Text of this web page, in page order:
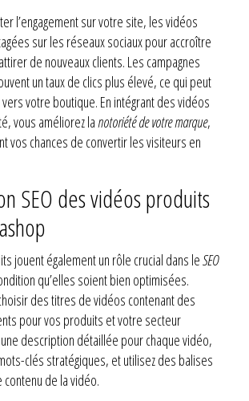
l’engagement sur votre site, les vidéos
sur les réseaux sociaux pour accroître
de nouveaux clients. Les campagnes
un taux de clics plus élevé, ce qui peut
votre boutique. En intégrant des vidéos
vous améliorez la notoriété de votre marque,
vos chances de convertir les visiteurs en
SEO des vidéos produits
jouent également un rôle crucial dans leSEO
qu’elles soient bien optimisées.
des titres de vidéos contenant des
pour vos produits et votre secteur
une description détaillée pour chaque vidéo,
clés stratégiques, et utilisez des balises
de la vidéo.